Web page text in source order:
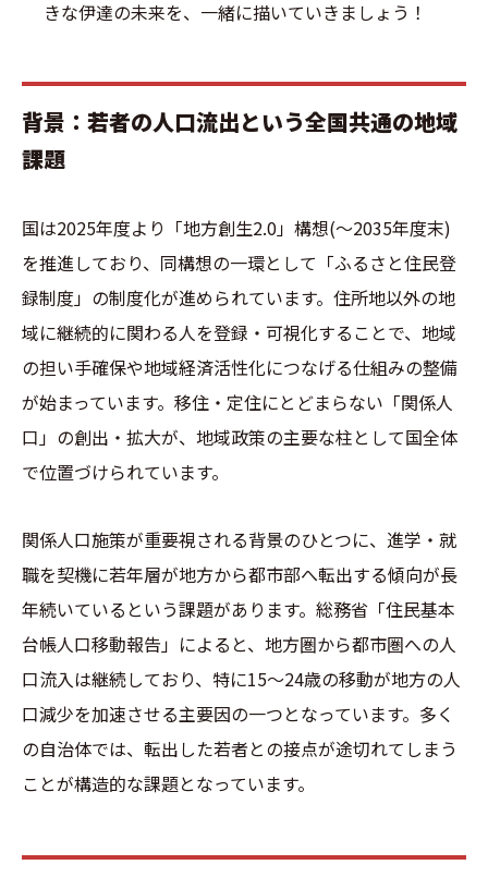
きな伊達の未来を、一緒に描いていきましょう！
背景：若者の人口流出という全国共通の地域
課題
国は2025年度より「地方創生2.0」構想(〜2035年度末)
を推進しており、同構想の一環として「ふるさと住民登
録制度」の制度化が進められています。住所地以外の地
域に継続的に関わる人を登録・可視化することで、地域
の担い手確保や地域経済活性化につなげる仕組みの整備
が始まっています。移住・定住にとどまらない「関係人
口」の創出・拡大が、地域政策の主要な柱として国全体
で位置づけられています。
関係人口施策が重要視される背景のひとつに、進学・就
職を契機に若年層が地方から都市部へ転出する傾向が長
年続いているという課題があります。総務省「住民基本
台帳人口移動報告」によると、地方圏から都市圏への人
口流入は継続しており、特に15〜24歳の移動が地方の人
口減少を加速させる主要因の一つとなっています。多く
の自治体では、転出した若者との接点が途切れてしまう
ことが構造的な課題となっています。